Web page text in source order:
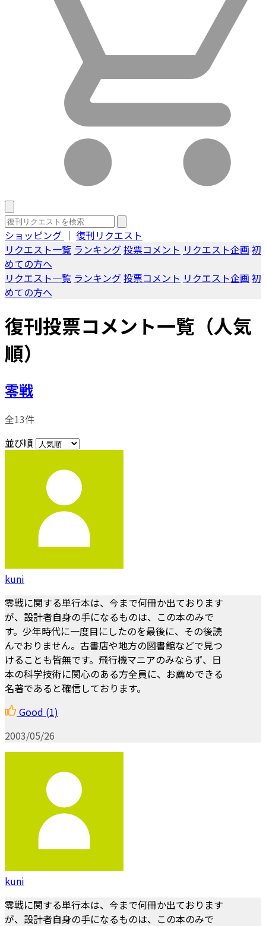
ショッピング ｜ 復刊リクエスト
リクエスト一覧 ランキング投票コメント リクエスト企画 初
めての方へ
リクエスト一覧 ランキング投票コメント リクエスト企画 初
めての方へ
復刊投票コメント一覧（人気
順）
零戦
全13件
並び順
kuni
零戦に関する単行本は、今まで何冊か出ております
が、設計者自身の手になるものは、この本のみで
す。少年時代に一度目にしたのを最後に、その後読
んでおりません。古書店や地方の図書館などで見つ
けることも皆無です。飛行機マニアのみならず、日
本の科学技術に関心のある方全員に、お薦めできる
名著であると確信しております。
Good (1)
2003/05/26
kuni
零戦に関する単行本は、今まで何冊か出ております
が、設計者自身の手になるものは、この本のみで